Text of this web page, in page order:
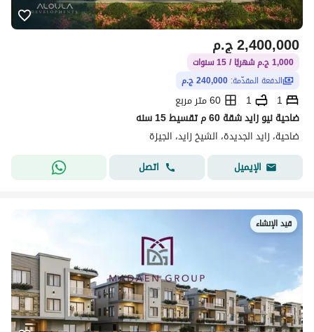
ج.م2,400,000
1,000 ج.م شهريًا / 15 سنوات
الدفعة المقدّمة: 240,000 ج.م
1
1
60 متر مربع
ضاحية نيو زايد شقة 60 م تقسيط 15 سنه
ضاحية، زايد الجديدة، الشيخ زايد، الجيزة
الإيميل
اتصل
قيد الإنشاء